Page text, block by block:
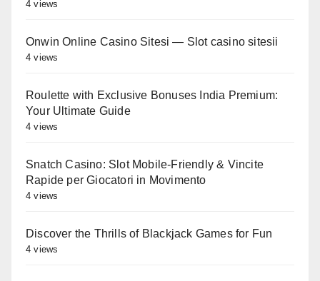
4 views
Onwin Online Casino Sitesi — Slot casino sitesii
4 views
Roulette with Exclusive Bonuses India Premium:
Your Ultimate Guide
4 views
Snatch Casino: Slot Mobile‑Friendly & Vincite
Rapide per Giocatori in Movimento
4 views
Discover the Thrills of Blackjack Games for Fun
4 views